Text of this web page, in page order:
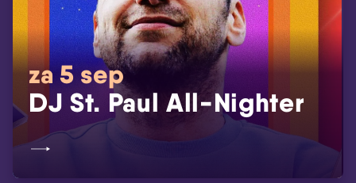
za 5 sep
DJ St. Paul All-Nighter